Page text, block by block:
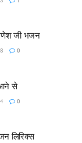
जी भजन
0
से
0
लिरिक्स